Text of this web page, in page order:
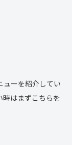
ューを紹介してい
時はまずこちらを